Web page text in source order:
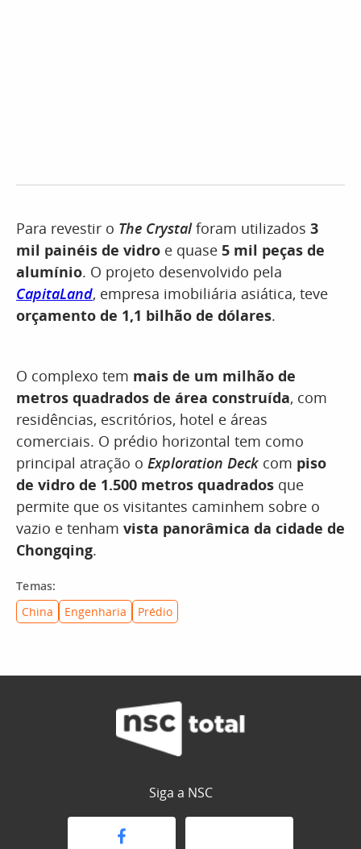
Para revestir o The Crystalforam utilizados 3
mil painéis de vidro e quase 5 mil peças de
alumínio. O projeto desenvolvido pela
CapitaLand, empresa imobiliária asiática, teve
orçamento de 1,1 bilhão de dólares.
O complexo tem mais de um milhão de
metros quadrados de área construída, com
residências, escritórios, hotel e áreas
comerciais. O prédio horizontal tem como
principal atração o Exploration Deck com piso
de vidro de 1.500 metros quadrados que
permite que os visitantes caminhem sobre o
vazio e tenham vista panorâmica da cidade de
Chongqing.
Temas:
China
Engenharia Prédio
Siga a NSC